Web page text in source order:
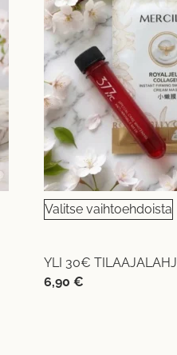
Valitse vaihtoehdoista
YLI 30€
6,90 €